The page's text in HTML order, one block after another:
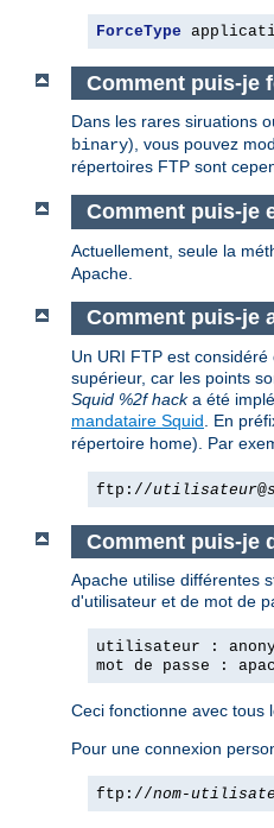
ForceType
Comment puis-je
Dans les rares siruations
binary), vous pouvez
répertoires FTP sont
Comment puis-je
Actuellement, seule la
Apache.
Comment puis-je
Un URI FTP est
supérieur, car les points
Squid %2f hacka été
mandataire Squid . En
répertoire home). Par
ftp://utilisateur@
Comment puis-je
Apache utilise différentes
d'utilisateur et de mot de
utilisateur :
mot de passe :
Ceci fonctionne avec tous
Pour une connexion
ftp://nom-